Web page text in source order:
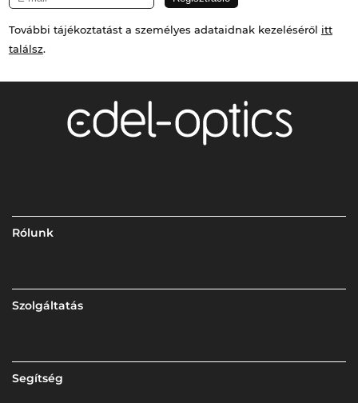
További tájékoztatást a személyes adataidnak kezeléséről itt
találsz.
Rólunk
Szolgáltatás
Segítség